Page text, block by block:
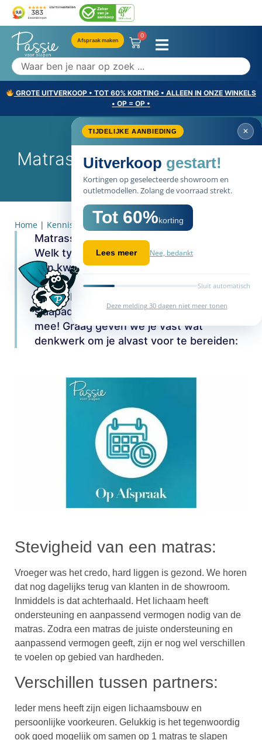
Afspraak maken
0
GROTE UITVERKOOP • TOT 60% KORTING • ALLEEN IN ONZE WINKELS
• OP = OP •
TIJDELIJKE AANBIEDING ✕
Uitverkoop gestart!
Kortingen op geselecteerde showroom en
outletmodellen. Zolang de voorraad strekt.
Tot 60%korting
Lees meer Nee, bedankt
Sluit automatisch
Deze melding 30 dagen niet meer tonen
Matras Uitzoeken: Checklist
Home | Kennisbank items|Matras uitzoeken: checklist
Matrassen zijn er in allerlei uitvoeringen.
Welk type het beste aanvoelt of past, is
een kwestie van persoonlijke ligvoorkeur,
lichaamsbouw en persoonlijke wensen.
Onze slaapadviseurs nemen in het
slaapadvies alle verschillende factoren
mee! Graag geven we je vast wat
denkwerk om je alvast voor te bereiden:
Stevigheid van een matras:
Vroeger was het credo, hard liggen is gezond. We horen
dat nog dagelijks terug van klanten in de showroom.
Inmiddels is dat achterhaald. Het lichaam heeft
ondersteuning en aanpassend vermogen nodig van de
matras. Zodra een matras de juiste ondersteuning en
aanpassend vermogen geeft, zijn er nog wel verschillen
te voelen op gebied van hardheden.
Verschillen tussen partners:
Ieder mens heeft zijn eigen lichaamsbouw en
persoonlijke voorkeuren. Gelukkig is het tegenwoordig
ook goed mogelijk om samen op 1 matras te slapen